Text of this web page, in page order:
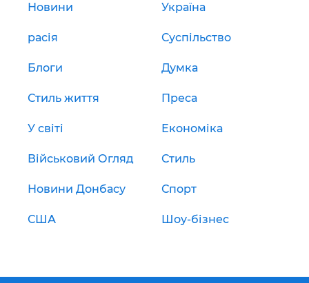
Новини Україна
расія Суспільство
Блоги Думка
Стиль життя Преса
У світі Економіка
Військовий Огляд Стиль
Новини Донбасу Спорт
США Шоу-бізнес